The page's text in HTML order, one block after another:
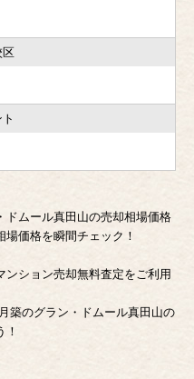
区
ドムール真田山の売却相場価格
価格を瞬間チェック！
ション売却無料査定をご利用
築のグラン・ドムール真田山の